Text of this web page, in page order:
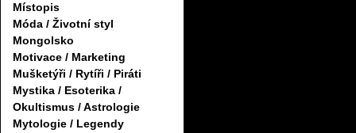
Místopis
Móda / Životní styl
Mongolsko
Motivace / Marketing
Mušketýři / Rytíři / Piráti
Mystika / Esoterika /
Okultismus / Astrologie
Mytologie / Legendy